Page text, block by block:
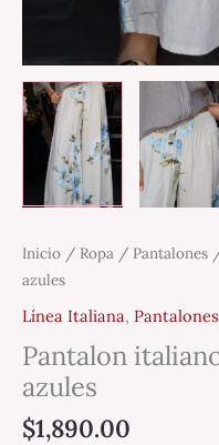
Inicio / Ropa / Pantalones
azules
Línea Italiana, Pantalones
Pantalon
azules
$1,890.00